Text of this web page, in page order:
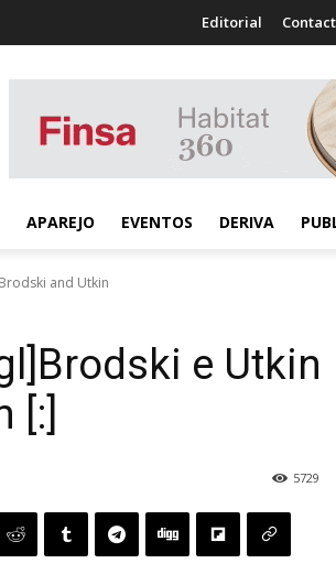
Editorial
APAREJO EVENTOS DERIVA
and Utkin
e Utkin
[:]
5729